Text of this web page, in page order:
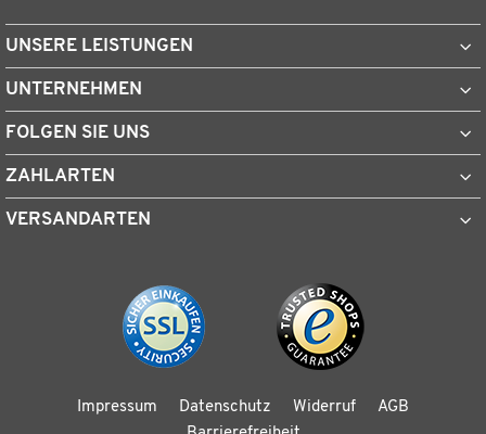
UNSERE LEISTUNGEN
UNTERNEHMEN
FOLGEN SIE UNS
ZAHLARTEN
VERSANDARTEN
Impressum Datenschutz Widerruf
AGB